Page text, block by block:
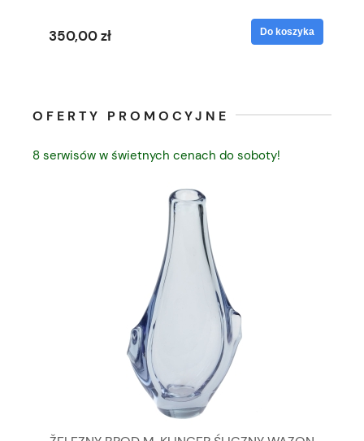
350,00 zł Do koszyka
OFERTY PROMOCYJNE
8 serwisów w świetnych cenach do soboty!